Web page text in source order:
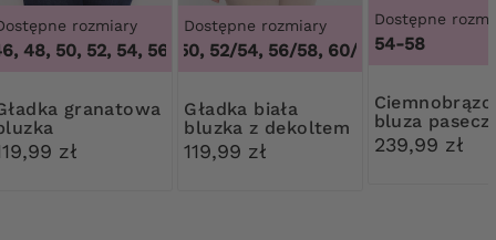
rozmiary
48, 50, 52, 54, 56, 58, 60, 62, 64,44, 46, 48, 50, 52, 54,
zł
Dostępne rozmiary
48/50, 52/54, 56/58, 60/62 ,48/50, 52/
Gładka biała
bluzka z dekoltem
V
119,99 zł
Dostępne
54-58
Ciemnobrązowa
bluza
panterkę
239,99 zł